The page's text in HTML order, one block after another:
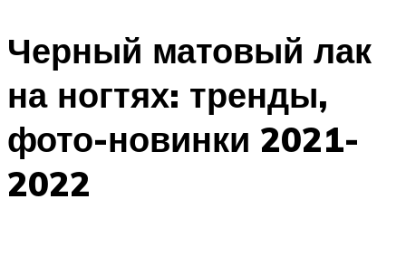
Черный матовый лак
на ногтях: тренды,
фото-новинки 2021-
2022